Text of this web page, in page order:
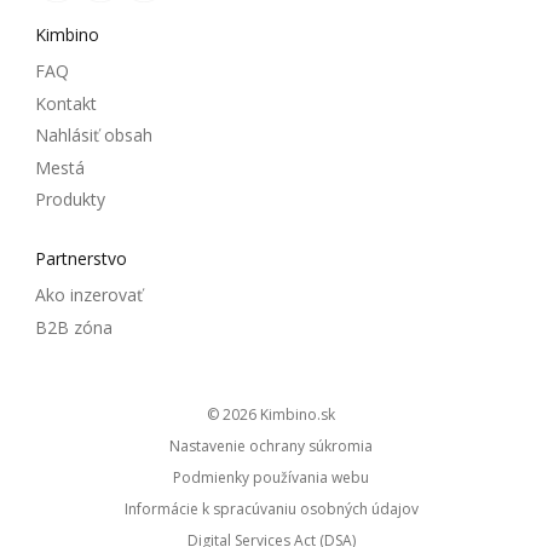
Kimbino
FAQ
Kontakt
Nahlásiť obsah
Mestá
Produkty
Partnerstvo
Ako inzerovať
B2B zóna
© 2026
kimbino.sk
Nastavenie ochrany súkromia
Podmienky používania webu
Informácie k spracúvaniu osobných údajov
Digital Services Act (DSA)